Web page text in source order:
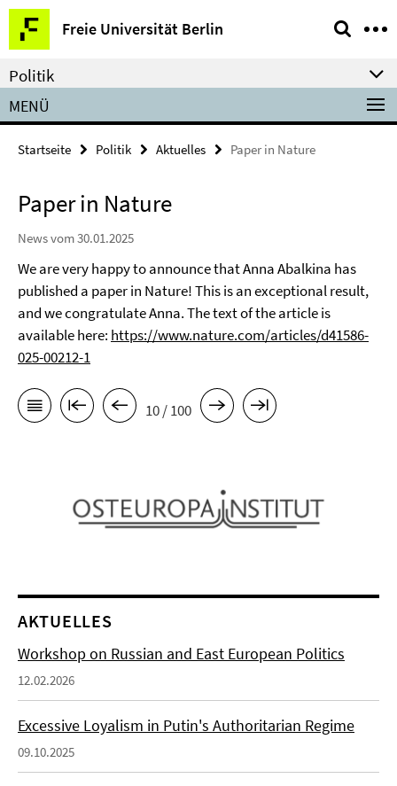
Springe
direkt
zu
Inhalt
Freie Universität Berlin
Service-
Navigation
Politik
MENÜ
Startseite Politik Aktuelles Paper in Nature
Paper in Nature
News vom 30.01.2025
We are very happy to announce that Anna Abalkina has
published a paper in Nature! This is an exceptional result,
and we congratulate Anna. The text of the article is
available here: https://www.nature.com/articles/d41586-
025-00212-1
10 / 100
AKTUELLES
Workshop on Russian and East European Politics
12.02.2026
Excessive Loyalism in Putin's Authoritarian Regime
09.10.2025